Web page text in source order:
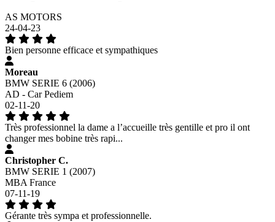
AS MOTORS
24-04-23
Bien personne efficace et sympathiques
Moreau
BMW SERIE 6 (2006)
AD - Car Pediem
02-11-20
Très professionnel la dame a l’accueille très gentille et pro il ont
changer mes bobine très rapi...
Christopher C.
BMW SERIE 1 (2007)
MBA France
07-11-19
Gérante très sympa et professionnelle.